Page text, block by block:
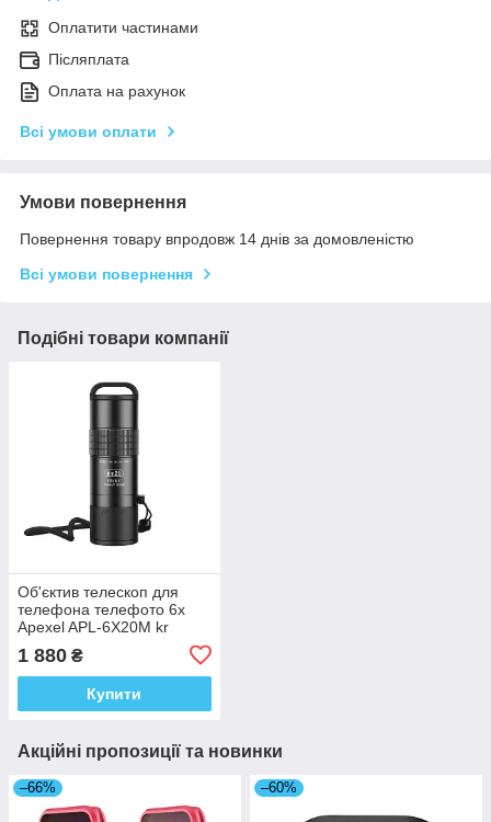
Оплатити частинами
Післяплата
Оплата на рахунок
Всі умови оплати
Умови повернення
Повернення товару впродовж 14 днів за домовленістю
Всі умови повернення
Подібні товари компанії
Об'єктив телескоп для
телефона телефото 6x
Apexel APL-6X20M kr
1 880 ₴
Купити
Акційні пропозиції та новинки
–66% –60%